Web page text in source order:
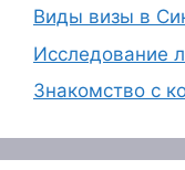
Виды визы в
Исследование
Знакомство с